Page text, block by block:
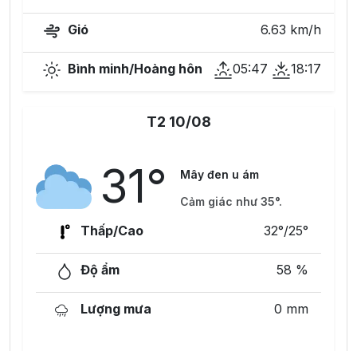
Gió 6.63 km/h
Bình minh/Hoàng hôn 05:47 18:17
T2 10/08
31°
Mây đen u ám
Cảm giác như 35°.
Thấp/Cao 32°/25°
Độ ẩm 58 %
Lượng mưa 0 mm